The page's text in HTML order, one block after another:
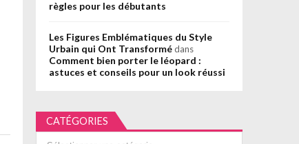
règles pour les débutants
Les Figures Emblématiques du Style
Urbain qui Ont Transformédans
Comment bien porter le léopard :
astuces et conseils pour un look réussi
CATÉGORIES